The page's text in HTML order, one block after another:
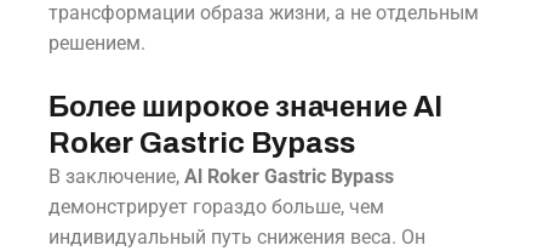
трансформации образа жизни, а не отдельным
решением.
Более широкое значение Al
Roker Gastric Bypass
В заключение, Al Roker Gastric Bypass
демонстрирует гораздо больше, чем
индивидуальный путь снижения веса. Он